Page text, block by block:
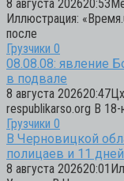
8 августа
Иллюстрация:
после
Грузчики 0
08.08.08: явление
в подвале
8 августа
respublikarso.org В
Грузчики 0
В Черновицкой
полицаев и 11
8 августа